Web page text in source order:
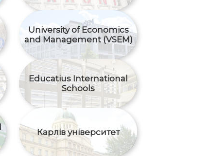
University of Economics
and Management (VSEM)
Educatius International
Schools
Карлів університет